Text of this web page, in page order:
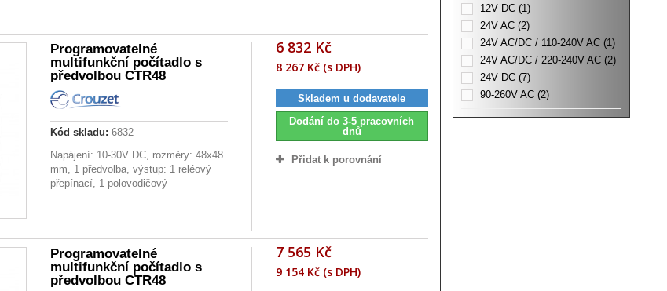
Programovatelné
multifunkční počítadlo s
předvolbou CTR48
Kód skladu: 6832
Napájení: 10-30V DC, rozměry: 48x48
mm, 1 předvolba, výstup: 1 reléový
přepínací, 1 polovodičový
6 832 Kč
8 267 Kč (s DPH)
Skladem u dodavatele
Dodání do 3-5 pracovních
dnů
Přidat k porovnání
Programovatelné
multifunkční počítadlo s
předvolbou CTR48
7 565 Kč
9 154 Kč (s DPH)
12V DC (1)
24V AC (2)
24V AC/DC / 110-240V AC (1)
24V AC/DC / 220-240V AC (2)
24V DC (7)
90-260V AC (2)
100-240V AC/DC(5)